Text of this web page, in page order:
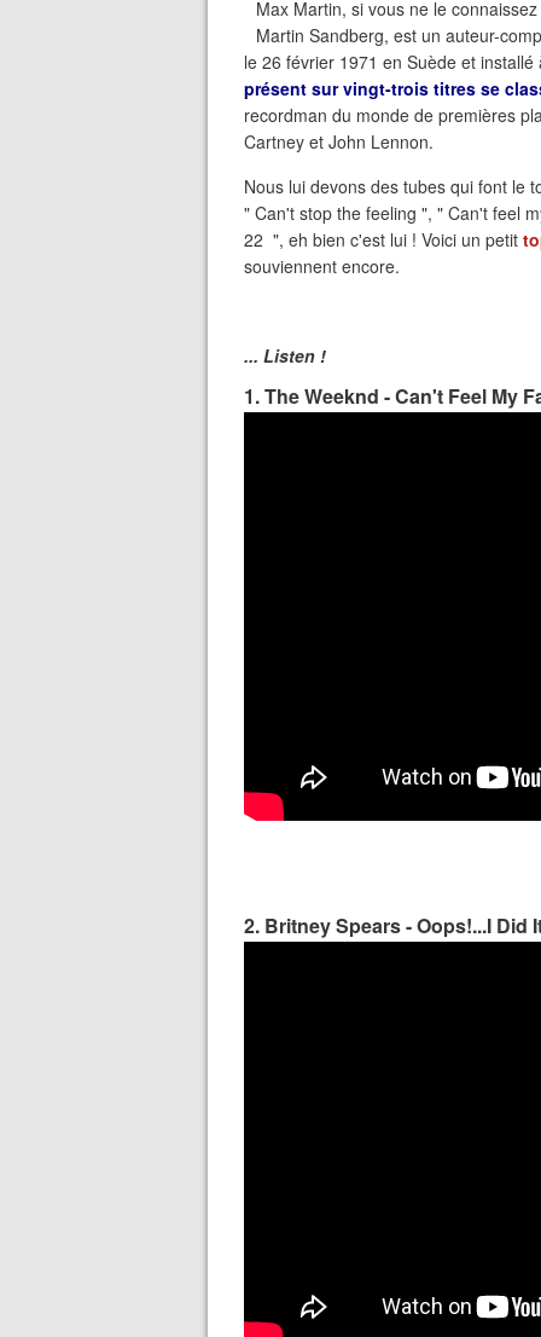
Max Martin, si vous ne le
Martin Sandberg, est un auteur-
le 26 février 1971 en Suède et installé
présent sur vingt-trois titres se
recordman du monde de premières
Cartney et John Lennon.
Nous lui devons des tubes qui font le
" Can't stop the feeling ", " Can't feel
22 ", eh bien c'est lui ! Voici un petit
souviennent encore.
... Listen !
1. The Weeknd - Can't Feel My
2. Britney Spears - Oops!...I Did